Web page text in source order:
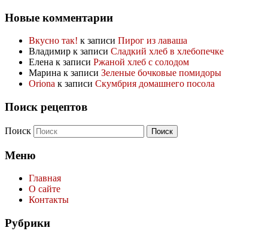
Новые комментарии
Вкусно так! к записи Пирог из лаваша
Владимир к записи Сладкий хлеб в хлебопечке
Елена к записи Ржаной хлеб с солодом
Марина к записи Зеленые бочковые помидоры
Oriona к записи Скумбрия домашнего посола
Поиск рецептов
Поиск
Меню
Главная
О сайте
Контакты
Рубрики